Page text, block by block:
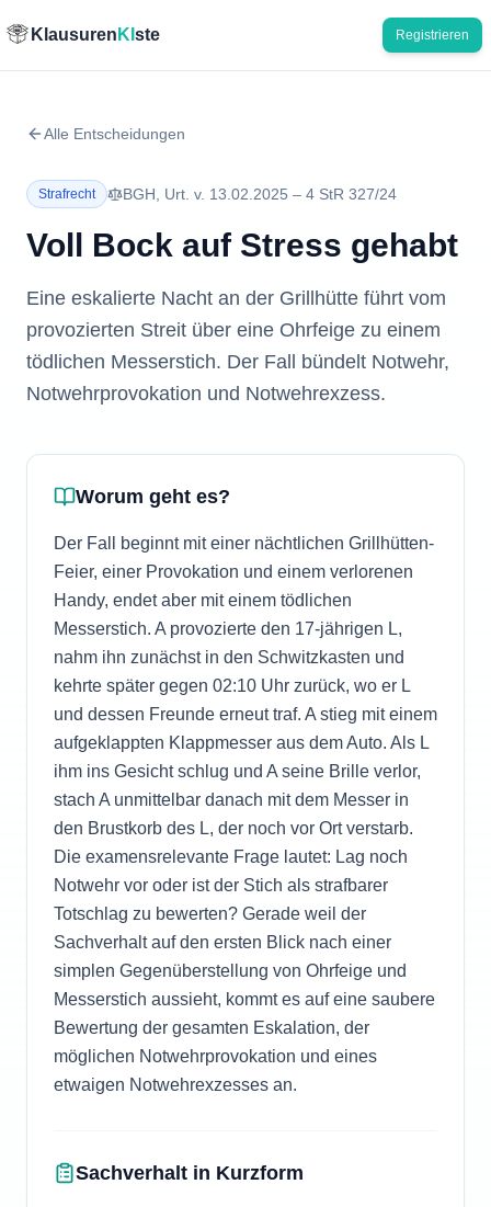
Klausuren KI ste Registrieren
Alle Entscheidungen
Strafrecht BGH Urt. v. 13.02.2025 – 4 StR 327/24
Voll Bock auf Stress gehabt
Eine eskalierte Nacht an der Grillhütte führt vom
provozierten Streit über eine Ohrfeige zu einem
tödlichen Messerstich. Der Fall bündelt Notwehr,
Notwehrprovokation und Notwehrexzess.
Worum geht es?
Der Fall beginnt mit einer nächtlichen Grillhütten-
Feier, einer Provokation und einem verlorenen
Handy, endet aber mit einem tödlichen
Messerstich. A provozierte den 17-jährigen L,
nahm ihn zunächst in den Schwitzkasten und
kehrte später gegen 02:10 Uhr zurück, wo er L
und dessen Freunde erneut traf. A stieg mit einem
aufgeklappten Klappmesser aus dem Auto. Als L
ihm ins Gesicht schlug und A seine Brille verlor,
stach A unmittelbar danach mit dem Messer in
den Brustkorb des L, der noch vor Ort verstarb.
Die examensrelevante Frage lautet: Lag noch
Notwehr vor oder ist der Stich als strafbarer
Totschlag zu bewerten? Gerade weil der
Sachverhalt auf den ersten Blick nach einer
simplen Gegenüberstellung von Ohrfeige und
Messerstich aussieht, kommt es auf eine saubere
Bewertung der gesamten Eskalation, der
möglichen Notwehrprovokation und eines
etwaigen Notwehrexzesses an.
Sachverhalt in Kurzform